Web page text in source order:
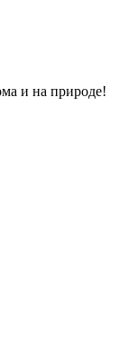
и на природе!